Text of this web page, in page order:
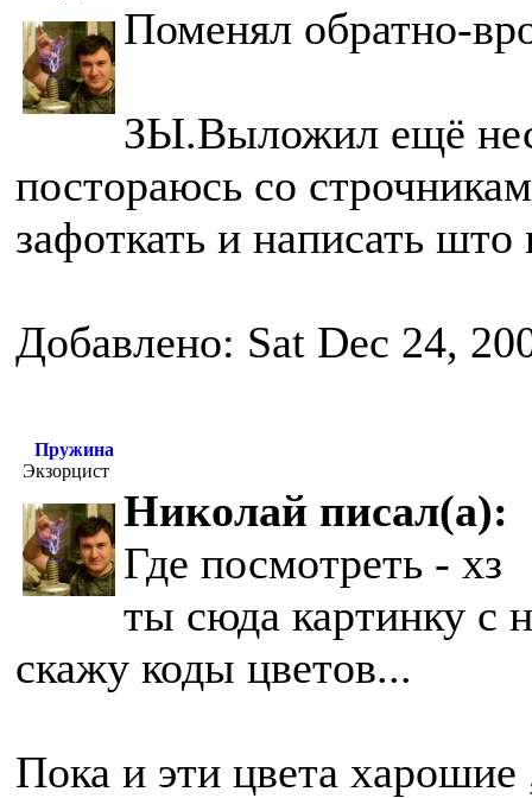
Поменял обратно-
ЗЫ.Выложил ещё
постораюсь со
зафоткать и написать што
Добавлено: Sat Dec 24,
Пружина
Экзорцист
Николай писал(а):
Где посмотреть - хз
ты сюда картинку с
скажу коды цветов...
Пока и эти цвета